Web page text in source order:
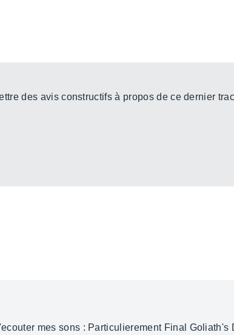
des avis constructifs à propos de ce dernier
mes sons : Particulierement Final Goliath's